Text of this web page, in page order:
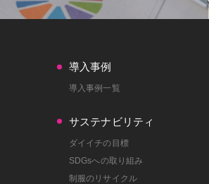
導入事例
導入事例一覧
サステナビリティ
ダイイチの目標
SDGsへの取り組み
制服のリサイクル